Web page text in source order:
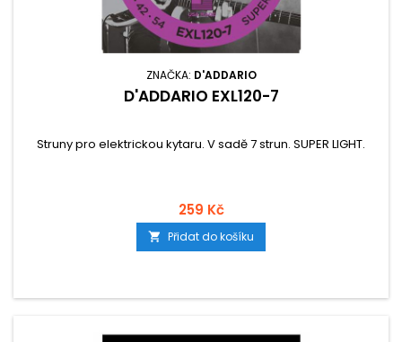
ZNAČKA: D'ADDARIO
D'ADDARIO EXL120-7
Struny pro elektrickou kytaru. V sadě 7 strun. SUPER LIGHT.
259 Kč
 Přidat do košíku